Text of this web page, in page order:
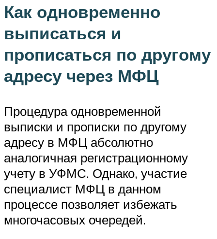
Как одновременно
выписаться и
прописаться по другому
адресу через МФЦ
Процедура одновременной
выписки и прописки по другому
адресу в МФЦ абсолютно
аналогичная регистрационному
учету в УФМС. Однако, участие
специалист МФЦ в данном
процессе позволяет избежать
многочасовых очередей.